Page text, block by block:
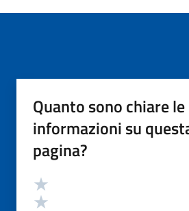
Quanto sono chiare le
informazioni su
pagina?
Valutazione